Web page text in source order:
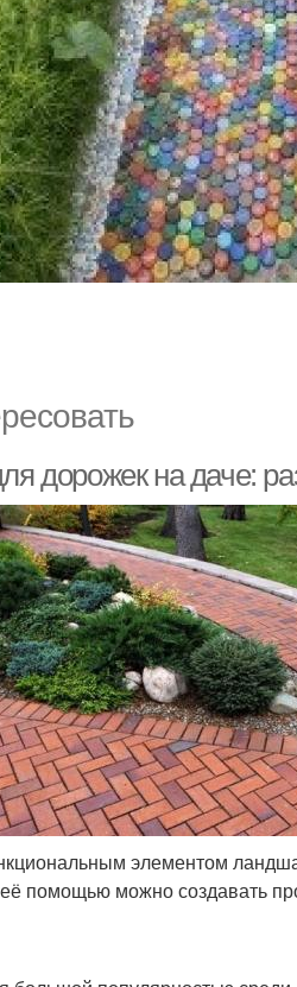
дорожек на даче:
элементом
помощью можно создавать